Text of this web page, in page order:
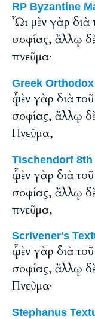
RP Byzantine
ᾯ μὲν γὰρ διὰ
σοφίας, ἄλλῳ
πνεῦμα·
Greek
ᾧ μὲν γὰρ διὰ
σοφίας, ἄλλῳ
Πνεῦμα,
Tischendorf
ᾧ μὲν γὰρ διὰ
σοφίας, ἄλλῳ
πνεῦμα,
Scrivener's
ᾧ μὲν γὰρ διὰ
σοφίας, ἄλλῳ
Πνεῦμα·
Stephanus